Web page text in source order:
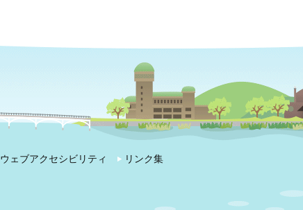
ウェブアクセシビリティ リンク集